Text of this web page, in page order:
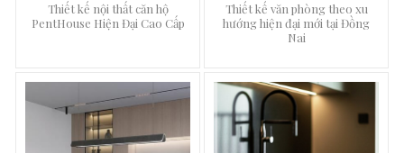
Thiết kế nội thất căn hộ
PentHouse Hiện Đại Cao Cấp
Thiết kế văn phòng theo xu
hướng hiện đại mới tại Đồng
Nai